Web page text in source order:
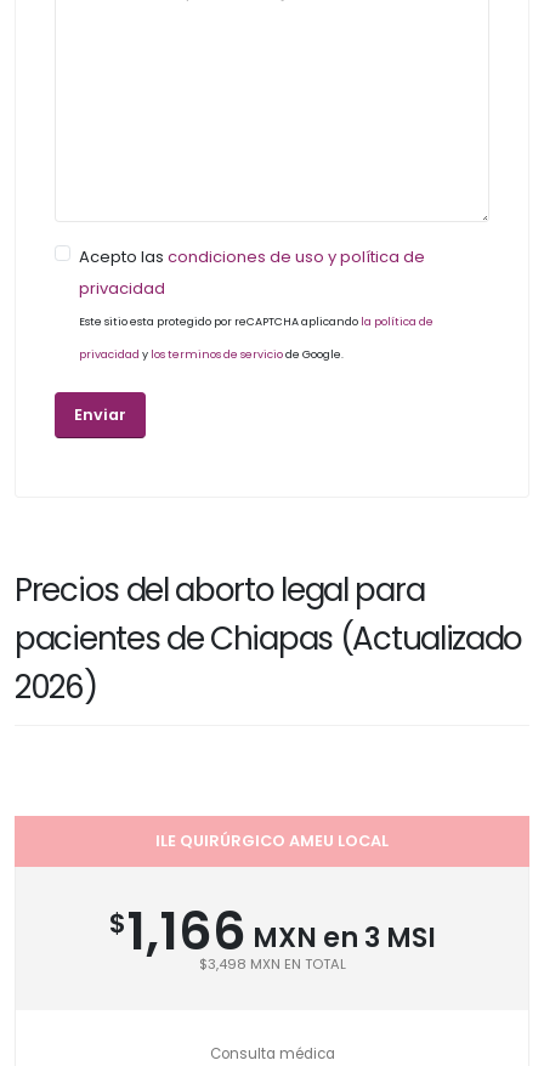
Acepto las condiciones de uso y política de
privacidad
Este sitio esta protegido por reCAPTCHA aplicando la política de
privacidad y los terminos de serviciode Google.
Precios del aborto legal para
pacientes de Chiapas (Actualizado
2026)
ILE QUIRÚRGICO AMEU LOCAL
$1,166 MXN en 3 MSI
$3,498 MXN EN TOTAL
Consulta médica